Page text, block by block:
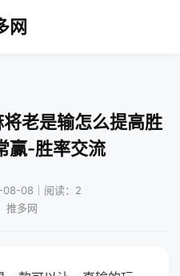
网
老是输怎么提高胜
赢-胜率交流
08｜阅读：2
推多网